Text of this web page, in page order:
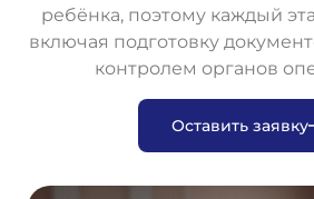
ребёнка, поэтому каждый
включая подготовку
контролем органов
Оставить заявку